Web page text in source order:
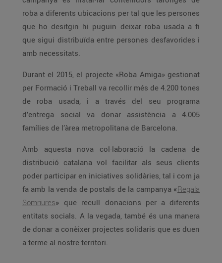
roba a diferents ubicacions per tal que les persones
que ho desitgin hi puguin deixar roba usada a fi
que sigui distribuïda entre persones desfavorides i
amb necessitats.
Durant el 2015, el projecte «Roba Amiga» gestionat
per Formació i Treball va recollir més de 4.200 tones
de roba usada, i a través del seu programa
d’entrega social va donar assistència a 4.005
famílies de l’àrea metropolitana de Barcelona.
Amb aquesta nova col·laboració la cadena de
distribució catalana vol facilitar als seus clients
poder participar en iniciatives solidàries, tal i com ja
fa amb la venda de postals de la campanya «Regala
Somriures» que recull donacions per a diferents
entitats socials. A la vegada, també és una manera
de donar a conèixer projectes solidaris que es duen
a terme al nostre territori.